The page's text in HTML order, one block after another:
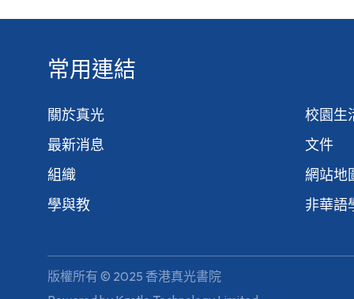
常用連結
關於真光
最新消息
組織
學與教
校園生
文件
網站地
非華語
版權所有 © 2025 香港真光書院